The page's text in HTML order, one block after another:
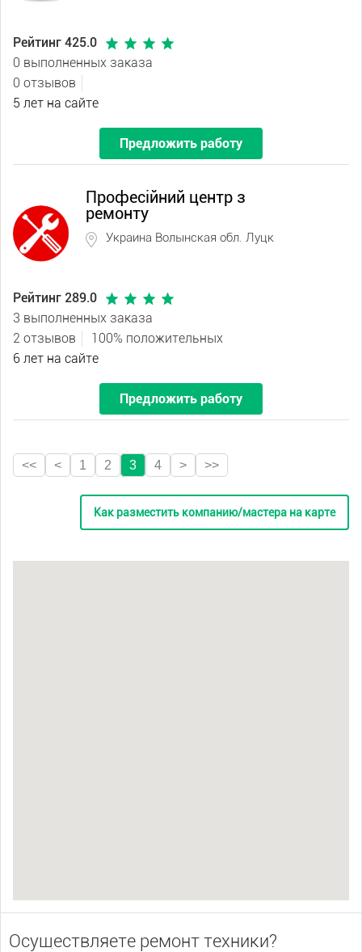
Рейтинг 425.0
0 выполненных заказа
0 отзывов
5 лет на сайте
Предложить работу
Професійний центр з
ремонту
Украина Волынская обл. Луцк
Рейтинг 289.0
3 выполненных заказа
2 отзывов
100% положительных
6 лет на сайте
Предложить работу
<< < 1 2 3 4 > >>
Как разместить компанию/мастера на карте
Осуществляете ремонт техники?